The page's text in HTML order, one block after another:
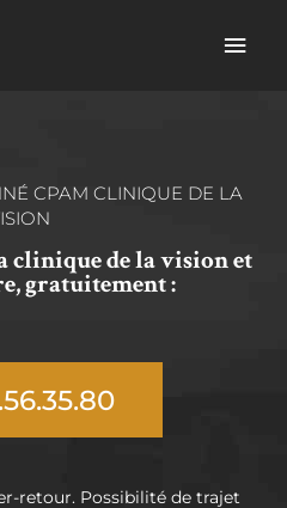
CPAM CLINIQUE DE LA
clinique de la vision et
gratuitement :
retour. Possibilité de trajet